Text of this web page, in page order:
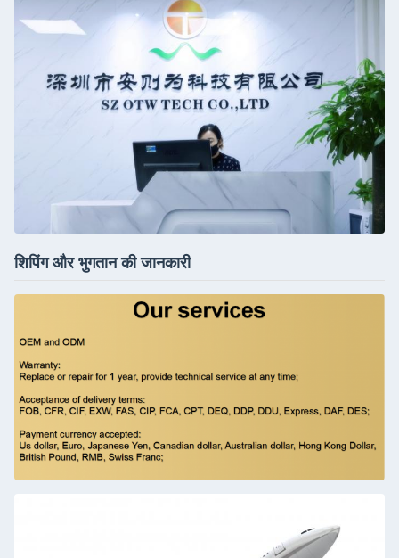
शिपिंग और भुगतान की जानकारी